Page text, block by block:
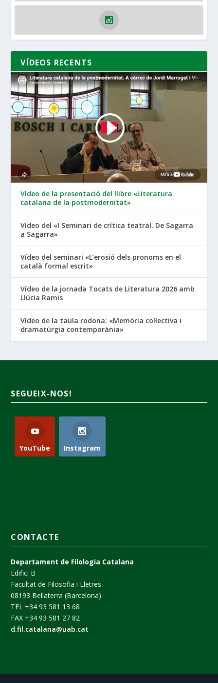
VÍDEOS RECENTS
Vídeo de la presentació del llibre «Literatura
catalana de la postmodernitat»
Vídeo del «I Seminari de crítica teatral. De Sagarra
a Sagarra»
Vídeo del seminari «L’erosió dels pronoms en el
català formal escrit»
Vídeo de la jornada Tocats de Literatura 2026 amb
Llúcia Ramis
Vídeo de la taula rodona: «Memòria col·lectiva i
dramatúrgia contemporània»
SEGUEIX-NOS!
YouTube Instagram
CONTACTE
Departament de Filologia Catalana
Edifici B
Facultat de Filosofia i Lletres
08193 Bellaterra (Barcelona)
TEL +34 93 581 13 68
FAX +34 93 581 27 82
d.fil.catalana@uab.cat